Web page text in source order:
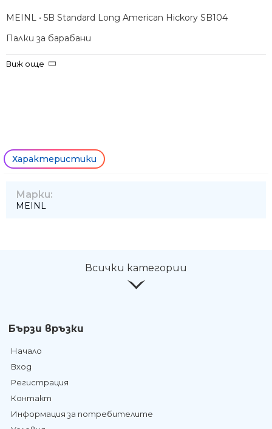
MEINL • 5B Standard Long American Hickory SB104
Палки за барабани
Виж още
Характеристики
Марки:
MEINL
Всички категории
Бързи връзки
Начало
Вход
Регистрация
Контакт
Информация за потребителите